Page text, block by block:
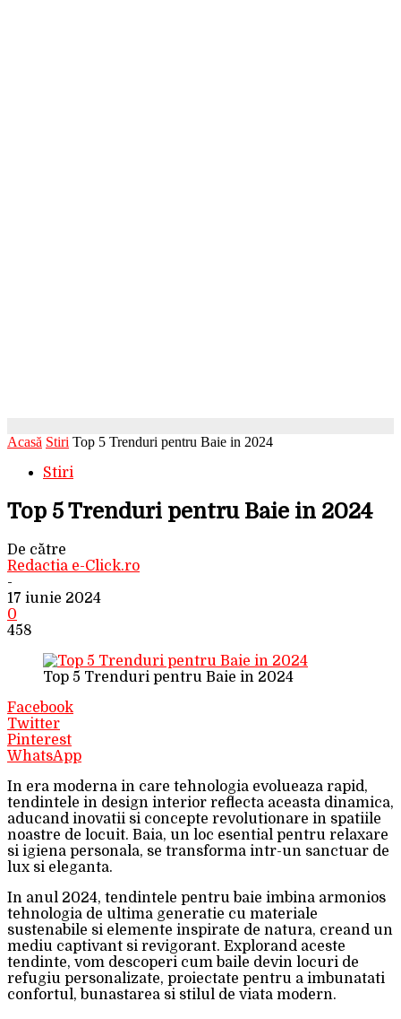
Acasă Stiri Top 5 Trenduri pentru Baie in 2024
Stiri
Top 5 Trenduri pentru Baie in 2024
De către
Redactia e-Click.ro
-
17 iunie 2024
0
458
Top 5 Trenduri pentru Baie in 2024
Facebook
Twitter
Pinterest
WhatsApp
In era moderna in care tehnologia evolueaza rapid,
tendintele in design interior reflecta aceasta dinamica,
aducand inovatii si concepte revolutionare in spatiile
noastre de locuit. Baia, un loc esential pentru relaxare
si igiena personala, se transforma intr-un sanctuar de
lux si eleganta.
In anul 2024, tendintele pentru baie imbina armonios
tehnologia de ultima generatie cu materiale
sustenabile si elemente inspirate de natura, creand un
mediu captivant si revigorant. Explorand aceste
tendinte, vom descoperi cum baile devin locuri de
refugiu personalizate, proiectate pentru a imbunatati
confortul, bunastarea si stilul de viata modern.